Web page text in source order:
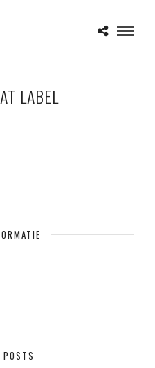
LABEL
POSTS